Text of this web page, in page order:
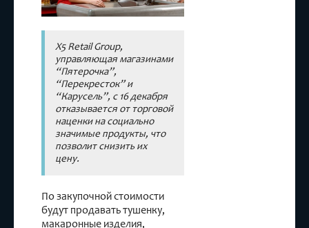
Цены
X5 Retail Group,
управляющая магазинами
“Пятерочка”,
“Перекресток” и
“Карусель”, с 16 декабря
отказывается от торговой
наценки на социально
значимые продукты, что
позволит снизить их
цену.
По закупочной стоимости
будут продавать тушенку,
макаронные изделия,